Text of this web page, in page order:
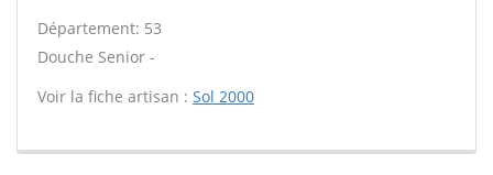
Département: 53
Douche Senior -
Voir la fiche artisan : Sol 2000